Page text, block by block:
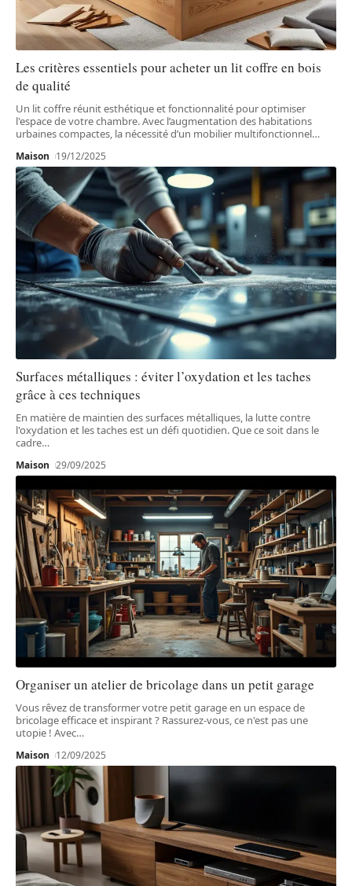
Les critères essentiels pour acheter un lit coffre en bois
de qualité
Un lit coffre réunit esthétique et fonctionnalité pour optimiser
l'espace de votre chambre. Avec l’augmentation des habitations
urbaines compactes, la nécessité d’un mobilier multifonctionnel…
Maison 19/12/2025
Surfaces métalliques : éviter l’oxydation et les taches
grâce à ces techniques
En matière de maintien des surfaces métalliques, la lutte contre
l'oxydation et les taches est un défi quotidien. Que ce soit dans le
cadre…
Maison 29/09/2025
Organiser un atelier de bricolage dans un petit garage
Vous rêvez de transformer votre petit garage en un espace de
bricolage efficace et inspirant ? Rassurez-vous, ce n'est pas une
utopie ! Avec…
Maison 12/09/2025